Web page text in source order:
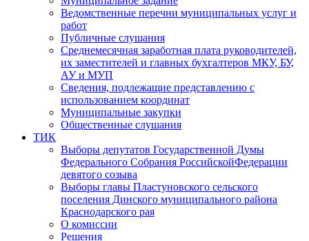
Ведомственные перечни муниципальных услуг и
работ
Публичные слушания
Среднемесячная заработная плата руководителей,
их заместителей и главных бухгалтеров МКУ, БУ,
АУ и МУП
Сведения, подлежащие представлению с
использованием координат
Муниципальные закупки
Общественные слушания
ТИК
Выборы депутатов Государственной Думы
Федерального Собрания РоссийскойФедерации
девятого созыва
Выборы главы Пластуновского сельского
поселения Динского муниципального района
Краснодарского рая
О комиссии
Решения